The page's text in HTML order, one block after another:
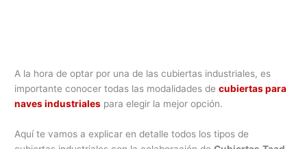
A la hora de optar por una de las cubiertas industriales, es
importante conocer todas las modalidades decubiertas para
naves industriales para elegir la mejor opción.
Aquí te vamos a explicar en detalle todos los tipos de